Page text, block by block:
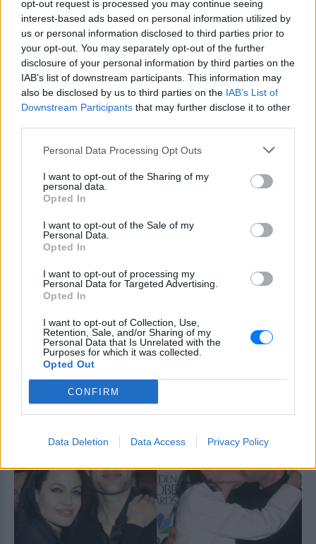
opt-out request is processed you may continue seeing
interest-based ads based on personal information utilized by
us or personal information disclosed to third parties prior to
your opt-out. You may separately opt-out of the further
disclosure of your personal information by third parties on the
IAB’s list of downstream participants. This information may
also be disclosed by us to third parties on the IAB’s List of
Downstream Participants that may further disclose it to other
Personal Data Processing Opt Outs
I want to opt-out of the Sharing of my
personal data.
Opted In
I want to opt-out of the Sale of my
Personal Data.
Opted In
I want to opt-out of processing my
Personal Data for Targeted Advertising.
Opted In
I want to opt-out of Collection, Use,
Retention, Sale, and/or Sharing of my
Personal Data that Is Unrelated with the
Purposes for which it was collected.
Opted Out
CONFIRM
Data Deletion Data Access Privacy Policy
ΔΕΙΤΕ ΕΠΙΣΗΣ
ΣΤΗΝ ΙΔΙΑ ΚΑΤΗΓΟΡΙΑ
Αριελ Κωνσταντινίδη: Τώρα
ασχολούνται με το δέρμα μου,
δεν πρόκειται να κρύβομαι
ΣΉΜΕΡΑ
Δεν με αγγίζει, έχω ροδόχρου ακμή, η
οποία επιδεινώθηκε από τις ορμόνες της
βανάκι ‑ Η αντίδραση του
Στα πλάνα που δημοσιεύει το Mykonos
live TV, οι επιβάτες φαίνονται να
και φωνάζοντας μέσα στο όχημα
Η Μαρία Μενούνος φόρεσε
μπικίνι με τα χρώματα της